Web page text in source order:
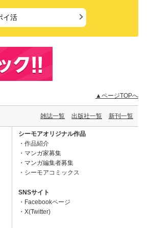
イ活
▲ページTOPへ
雑誌一覧 出版社一覧 新刊一覧
シーモアオリジナル作品
作品紹介
マンガ家募集
マンガ編集者募集
シーモアコミックス
SNSサイト
Facebookページ
X(Twitter)